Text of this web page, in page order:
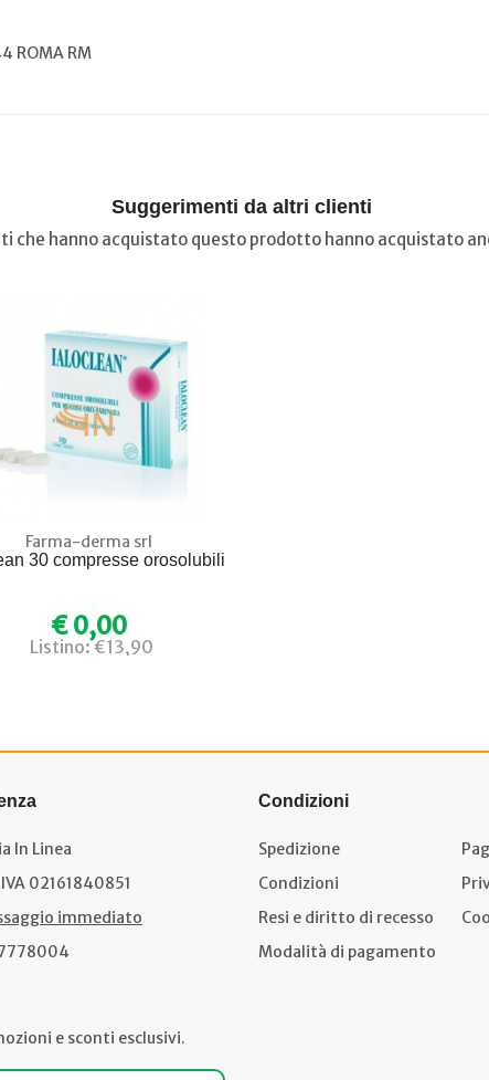
ROMA RM
Suggerimenti da altri clienti
che hanno acquistato questo prodotto hanno acquistato
Farma-derma srl
30 compresse orosolubili
€ 0,00
Listino: €13,90
In Linea
02161840851
immediato
Condizioni
Spedizione
Condizioni
Resi e diritto di recesso
Modalità di pagamento
e sconti esclusivi.